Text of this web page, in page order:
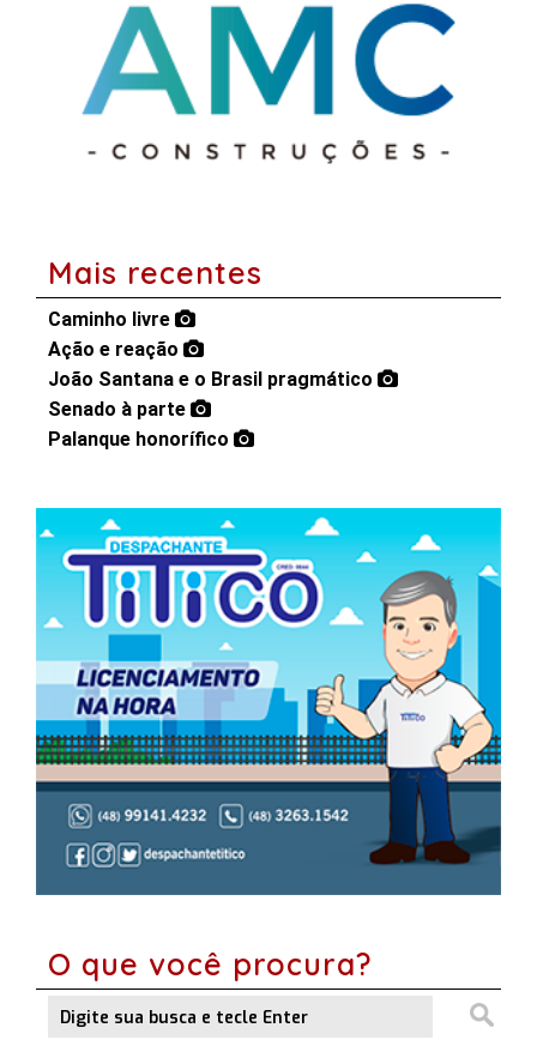
Mais recentes
Caminho livre
Ação e reação
João Santana e o Brasil pragmático
Senado à parte
Palanque honorífico
O que você procura?